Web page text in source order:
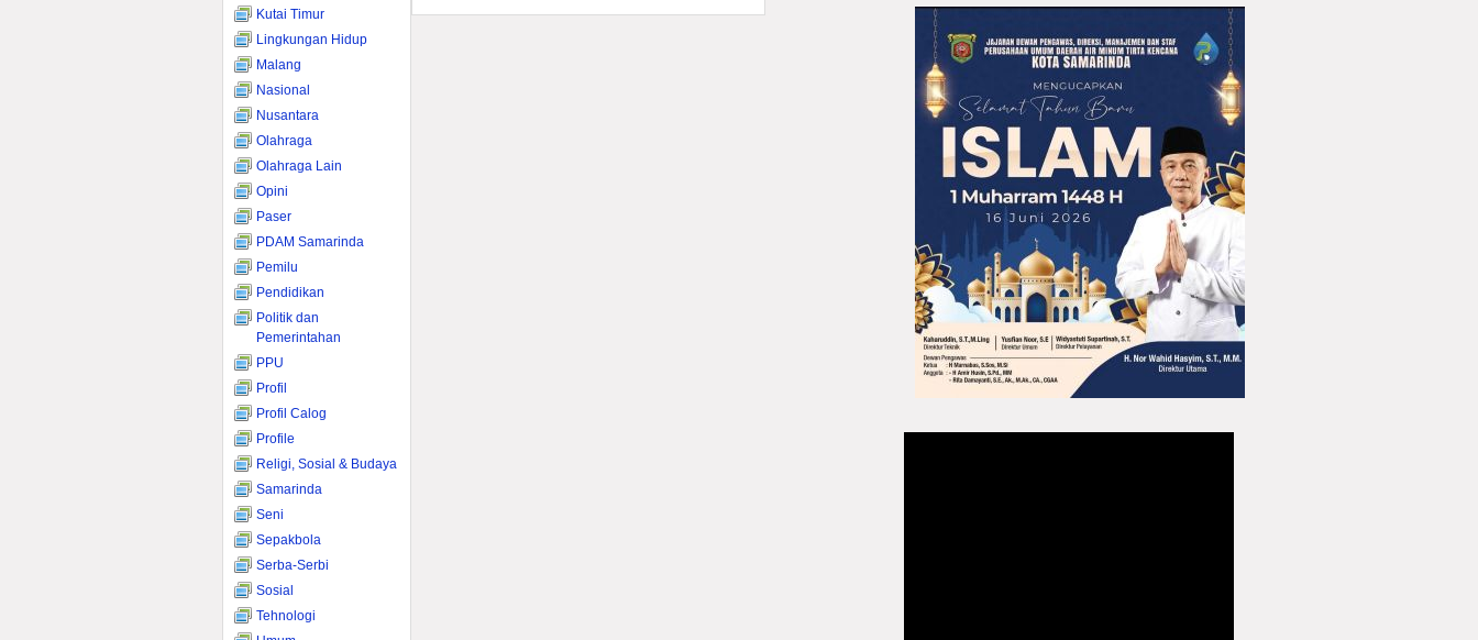
Kutai Timur
Lingkungan Hidup
Malang
Nasional
Nusantara
Olahraga
Olahraga Lain
Opini
Paser
PDAM Samarinda
Pemilu
Pendidikan
Politik dan
Pemerintahan
PPU
Profil
Profil Calog
Profile
Religi, Sosial & Budaya
Samarinda
Seni
Sepakbola
Serba-Serbi
Sosial
Tehnologi